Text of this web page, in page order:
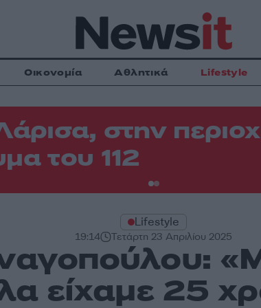
Οικονομία Αθλητικά Lifestyle
στην
του 112
Lifestyle
19:14 Τετάρτη 23 Απριλίου 2025
είχαμε 25